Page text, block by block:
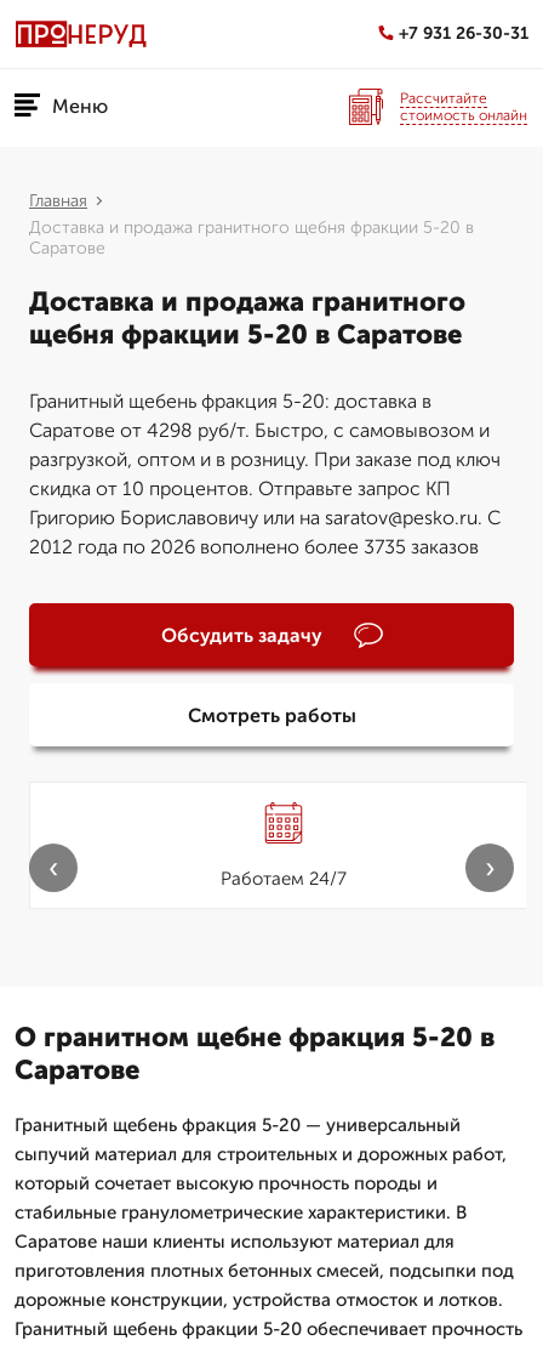
+7 931 26-30-31
Меню
Рассчитайте
стоимость онлайн
Главная
Доставка и продажа гранитного щебня фракции 5-20 в
Саратове
Доставка и продажа гранитного
щебня фракции 5-20 в Саратове
Гранитный щебень фракция 5-20: доставка в
Саратове от 4298 руб/т. Быстро, с самовывозом и
разгрузкой, оптом и в розницу. При заказе под ключ
скидка от 10 процентов. Отправьте запрос КП
Григорию Бориславовичу или на saratov@pesko.ru. С
2012 года по 2026 вополнено более 3735 заказов
Обсудить задачу
Смотреть работы
Работаем 24/7
‹ ›
О гранитном щебне фракция 5-20 в
Саратове
Гранитный щебень фракция 5-20 — универсальный
сыпучий материал для строительных и дорожных работ,
который сочетает высокую прочность породы и
стабильные гранулометрические характеристики. В
Саратове наши клиенты используют материал для
приготовления плотных бетонных смесей, подсыпки под
дорожные конструкции, устройства отмосток и лотков.
Гранитный щебень фракции 5-20 обеспечивает прочность